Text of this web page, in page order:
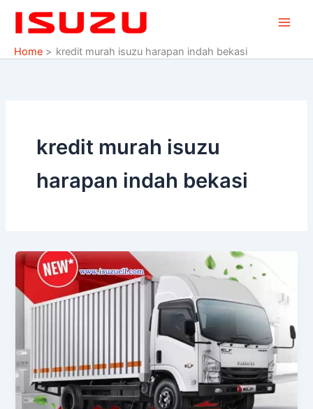
Home
kredit murah isuzu harapan indah bekasi
kredit murah isuzu
harapan indah bekasi
PROMO
ISUZU
MURAH